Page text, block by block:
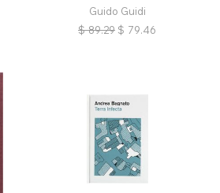
Guido Guidi
$ 89.29 $ 79.46